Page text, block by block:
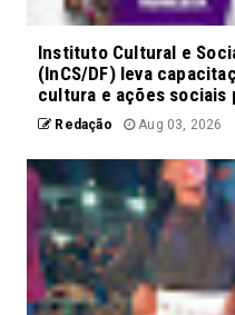
Instituto Cultural e
(InCS/DF) leva
cultura e ações sociais
Redação Aug 03, 2026